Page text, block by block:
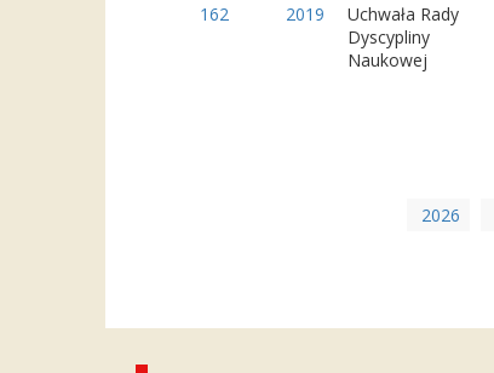
162 2019
Uchwała Rady
Dyscypliny
Naukowej
2026